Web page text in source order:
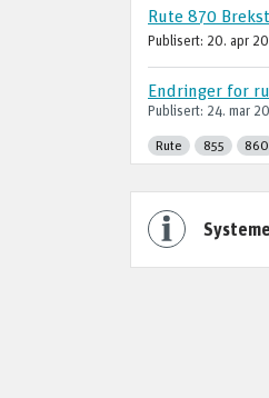
Rute 870
Publisert: 20. apr
Endringer for
Publisert: 24. mar
Rute 855 860